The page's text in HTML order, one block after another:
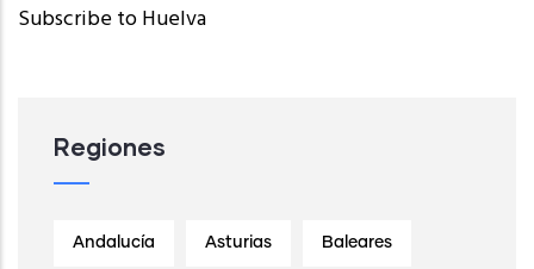
Subscribe to Huelva
Regiones
Andalucía Asturias Baleares